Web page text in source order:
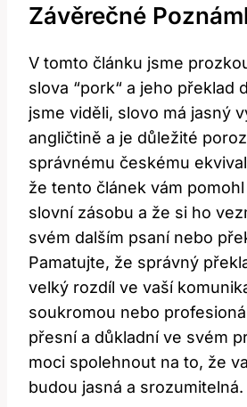
Závěrečné
V ⁤tomto článku jsme⁢
slova ⁢“pork“⁤ a ⁢jeho překlad
jsme viděli, slovo ​má jasný
angličtině⁤ a je ‍důležité
správnému českému
že tento článek vám
slovní zásobu a⁤ že si ho
svém dalším psaní nebo⁢
Pamatujte, že⁤ správný
velký ‌rozdíl ve ‌vaší
⁤soukromou nebo​
přesní a‌ důkladní ve svém
moci spolehnout na to, že
budou ‌jasná a‌ srozumitelná.